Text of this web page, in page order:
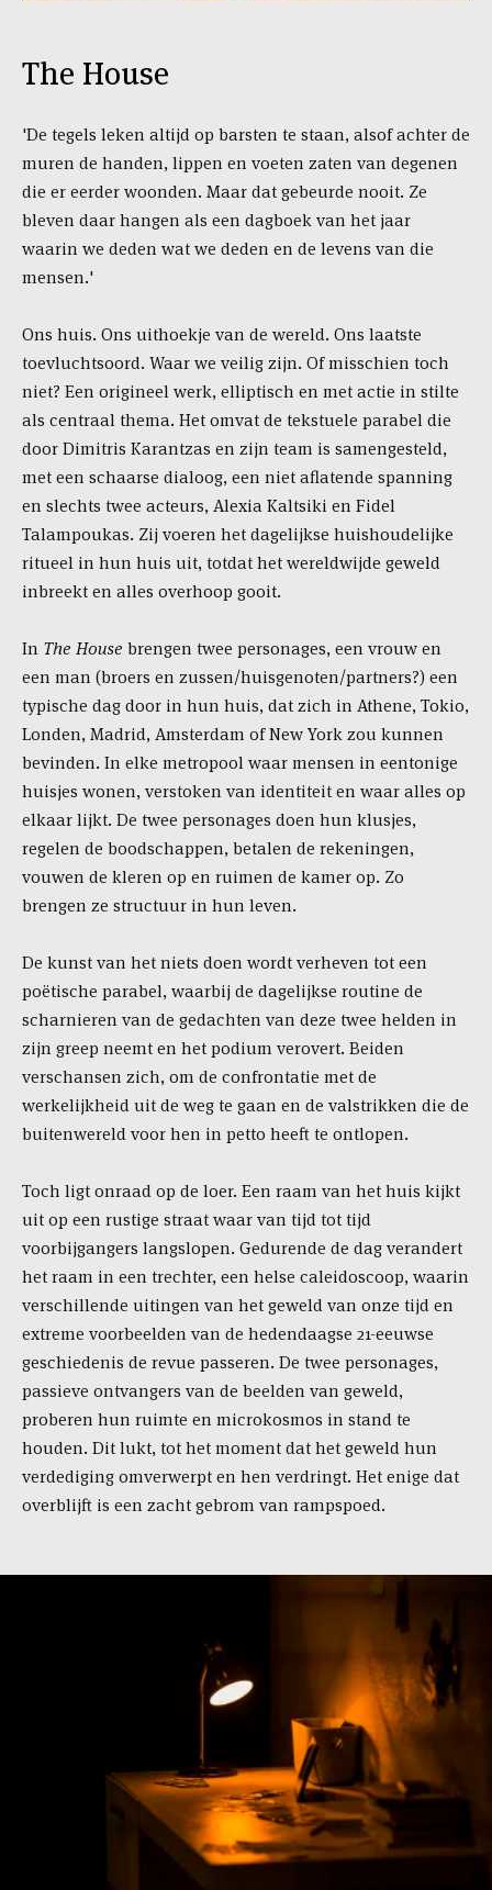
The House
'De tegels leken altijd op barsten te staan, alsof achter de
muren de handen, lippen en voeten zaten van degenen
die er eerder woonden. Maar dat gebeurde nooit. Ze
bleven daar hangen als een dagboek van het jaar
waarin we deden wat we deden en de levens van die
mensen.'
Ons huis. Ons uithoekje van de wereld. Ons laatste
toevluchtsoord. Waar we veilig zijn. Of misschien toch
niet? Een origineel werk, elliptisch en met actie in stilte
als centraal thema. Het omvat de tekstuele parabel die
door Dimitris Karantzas en zijn team is samengesteld,
met een schaarse dialoog, een niet aflatende spanning
en slechts twee acteurs, Alexia Kaltsiki en Fidel
Talampoukas. Zij voeren het dagelijkse huishoudelijke
ritueel in hun huis uit, totdat het wereldwijde geweld
inbreekt en alles overhoop gooit.
In The House brengen twee personages, een vrouw en
een man (broers en zussen/huisgenoten/partners?) een
typische dag door in hun huis, dat zich in Athene, Tokio,
Londen, Madrid, Amsterdam of New York zou kunnen
bevinden. In elke metropool waar mensen in eentonige
huisjes wonen, verstoken van identiteit en waar alles op
elkaar lijkt. De twee personages doen hun klusjes,
regelen de boodschappen, betalen de rekeningen,
vouwen de kleren op en ruimen de kamer op. Zo
brengen ze structuur in hun leven.
De kunst van het niets doen wordt verheven tot een
poëtische parabel, waarbij de dagelijkse routine de
scharnieren van de gedachten van deze twee helden in
zijn greep neemt en het podium verovert. Beiden
verschansen zich, om de confrontatie met de
werkelijkheid uit de weg te gaan en de valstrikken die de
buitenwereld voor hen in petto heeft te ontlopen.
Toch ligt onraad op de loer. Een raam van het huis kijkt
uit op een rustige straat waar van tijd tot tijd
voorbijgangers langslopen. Gedurende de dag verandert
het raam in een trechter, een helse caleidoscoop, waarin
verschillende uitingen van het geweld van onze tijd en
extreme voorbeelden van de hedendaagse 21-eeuwse
geschiedenis de revue passeren. De twee personages,
passieve ontvangers van de beelden van geweld,
proberen hun ruimte en microkosmos in stand te
houden. Dit lukt, tot het moment dat het geweld hun
verdediging omverwerpt en hen verdringt. Het enige dat
overblijft is een zacht gebrom van rampspoed.